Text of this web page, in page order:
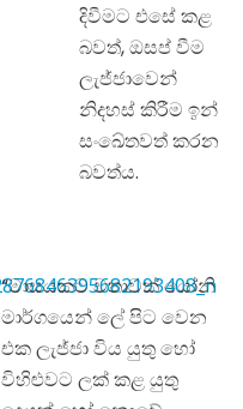
දිවීමට එසේ කළ
බවත්, ඔසප් වීම
ලැජ්ජාවෙන්
නිදහස් කිරීම ඉන්
සංඛේතවත් කරන
බවත්ය.
“මාසයකට වතාවක් යෝනි
මාර්ගයෙන් ලේ පිට වෙන
එක ලැජ්ජා විය යුතු හෝ
විහිළුවට ලක් කළ යුතු